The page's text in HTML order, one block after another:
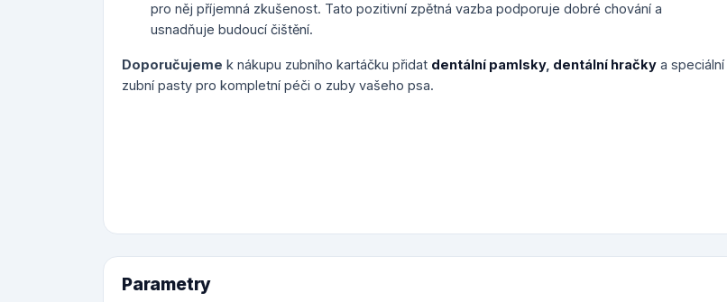
pro něj příjemná zkušenost. Tato pozitivní zpětná vazba podporuje dobré chování a
usnadňuje budoucí čištění.
Doporučujeme k nákupu zubního kartáčku přidat dentální pamlsky, dentální hračky a speciální
zubní pasty pro kompletní péči o zuby vašeho psa.
Parametry